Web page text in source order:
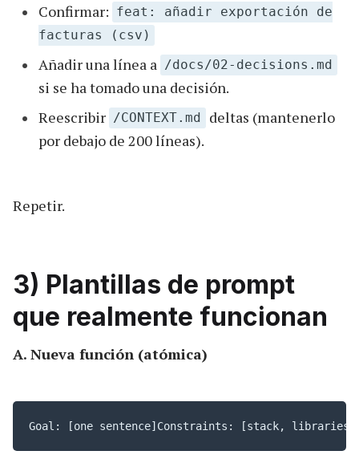
Confirmar: feat: añadir exportación de
facturas (csv)
Añadir una línea a /docs/02-decisions.md
si se ha tomado una decisión.
Reescribir /CONTEXT.md
deltas (mantenerlo
por debajo de 200 líneas).
Repetir.
3) Plantillas de prompt
que realmente funcionan
A. Nueva función (atómica)
Goal: [one sentence]Constraints: [stack, libraries,